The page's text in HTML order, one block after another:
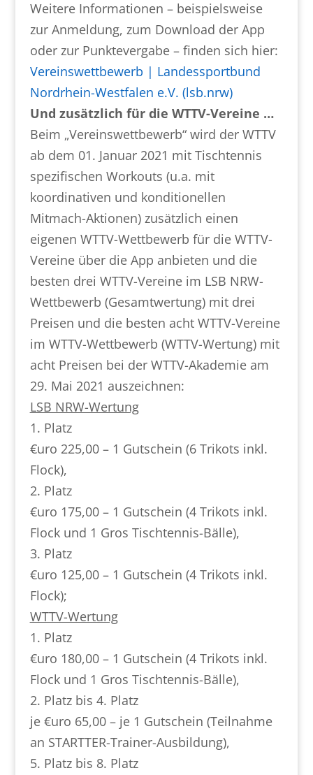
Weitere Informationen – beispielsweise
zur Anmeldung, zum Download der App
oder zur Punktevergabe – finden sich hier:
Vereinswettbewerb | Landessportbund
Nordrhein-Westfalen e.V. (lsb.nrw)
Und zusätzlich für die WTTV-Vereine …
Beim „Vereinswettbewerb“ wird der WTTV
ab dem 01. Januar 2021 mit Tischtennis
spezifischen Workouts (u.a. mit
koordinativen und konditionellen
Mitmach-Aktionen) zusätzlich einen
eigenen WTTV-Wettbewerb für die WTTV-
Vereine über die App anbieten und die
besten drei WTTV-Vereine im LSB NRW-
Wettbewerb (Gesamtwertung) mit drei
Preisen und die besten acht WTTV-Vereine
im WTTV-Wettbewerb (WTTV-Wertung) mit
acht Preisen bei der WTTV-Akademie am
29. Mai 2021 auszeichnen:
LSB NRW-Wertung
1. Platz
€uro 225,00 – 1 Gutschein (6 Trikots inkl.
Flock),
2. Platz
€uro 175,00 – 1 Gutschein (4 Trikots inkl.
Flock und 1 Gros Tischtennis-Bälle),
3. Platz
€uro 125,00 – 1 Gutschein (4 Trikots inkl.
Flock);
WTTV-Wertung
1. Platz
€uro 180,00 – 1 Gutschein (4 Trikots inkl.
Flock und 1 Gros Tischtennis-Bälle),
2. Platz bis 4. Platz
je €uro 65,00 – je 1 Gutschein (Teilnahme
an STARTTER-Trainer-Ausbildung),
5. Platz bis 8. Platz